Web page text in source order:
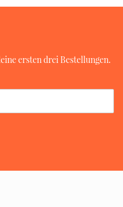
ersten drei Bestellungen.